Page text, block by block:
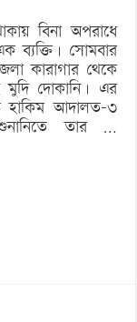
ছেলে
বিনা অপরাধে
ব্যক্তি। সোমবার
কারাগার থেকে
মুদি দোকানি। এর
হাকিম আদালত-৩
তার …